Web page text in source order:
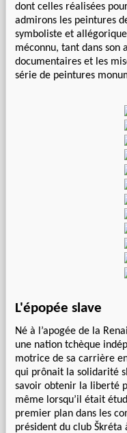
dont celles réalisées
admirons les peintures
symboliste et
méconnu, tant dans son
documentaires et les
série de peintures
L'épopée slave
Né à l’apogée de la
une nation tchèque
motrice de sa carrière
qui prônait la solidarité
savoir obtenir la liberté
même lorsqu’il était
premier plan dans les
président du club